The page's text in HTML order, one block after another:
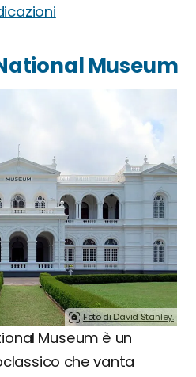
Museum
Foto di David Stanley.
Museum è un
che vanta